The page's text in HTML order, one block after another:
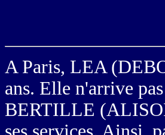
A Paris, LEA
ans. Elle n'arrive
BERTILLE (